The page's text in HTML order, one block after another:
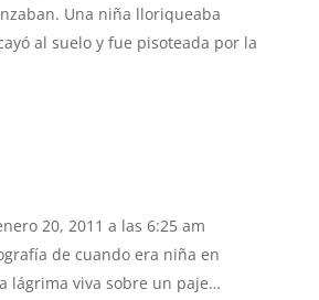
Una niña lloriqueaba
al suelo y fue pisoteada por la
20, 2011 a las 6:25 am
de cuando era niña en
lágrima viva sobre un paje…